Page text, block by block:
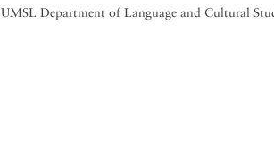
UMSL Department of Language and Cultural